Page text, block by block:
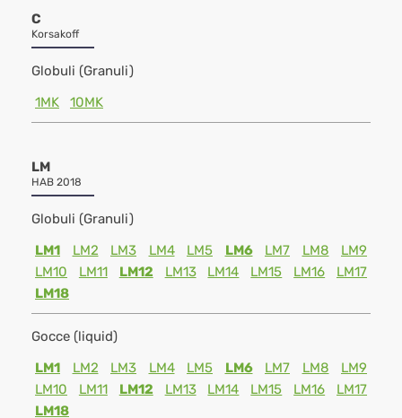
C
Korsakoff
Globuli (Granuli)
1MK
10MK
LM
HAB 2018
Globuli (Granuli)
LM1
LM2 LM3 LM4 LM5 LM6 LM7 LM8
LM9
LM10
LM11 LM12 LM13 LM14 LM15 LM16
LM17
LM18
Gocce (liquid)
LM1
LM2 LM3 LM4 LM5 LM6 LM7 LM8
LM9
LM10
LM11 LM12 LM13 LM14 LM15 LM16
LM17
LM18